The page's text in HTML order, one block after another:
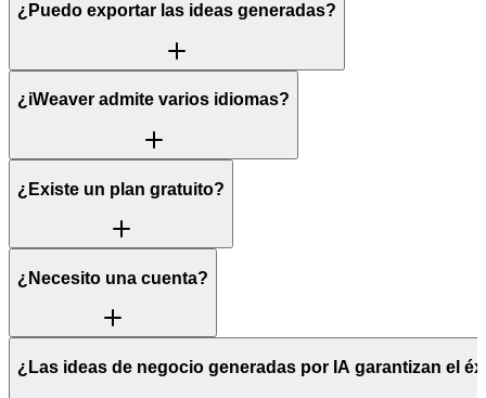
¿Puedo exportar las ideas generadas?
¿iWeaver admite varios idiomas?
¿Existe un plan gratuito?
¿Necesito una cuenta?
¿Las ideas de negocio generadas por IA garantizan el